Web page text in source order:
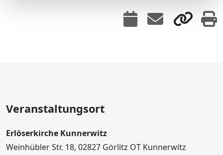
Veranstaltungsort
Erlöserkirche Kunnerwitz
Weinhübler Str. 18, 02827 Görlitz OT Kunnerwitz